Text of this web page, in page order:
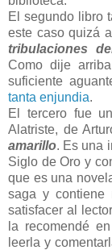
El segundo libro
este caso quizá
tribulaciones
Como dije
suficiente
tanta enjundia.
El tercero fue
Alatriste, de
amarillo. Es una
Siglo de Oro y
que es una
saga y contiene
satisfacer al
la recomendé
leerla y